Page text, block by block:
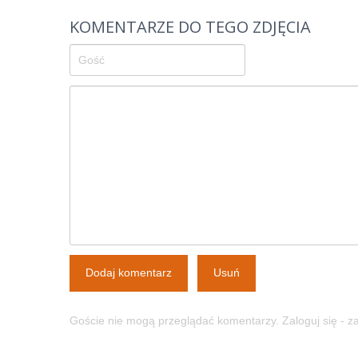
KOMENTARZE DO TEGO ZDJĘCIA
Dodaj komentarz Usuń
Goście nie mogą przeglądać komentarzy. Zaloguj się -